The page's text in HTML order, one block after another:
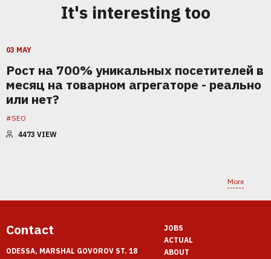
It's interesting too
03 MAY
Рост на 700% уникальных посетителей в
месяц на товарном агрегаторе - реально
или нет?
#SEO
4473 VIEW
More
Contact
ODESSA, MARSHAL GOVOROV ST. 18
JOBS
ACTUAL
ABOUT